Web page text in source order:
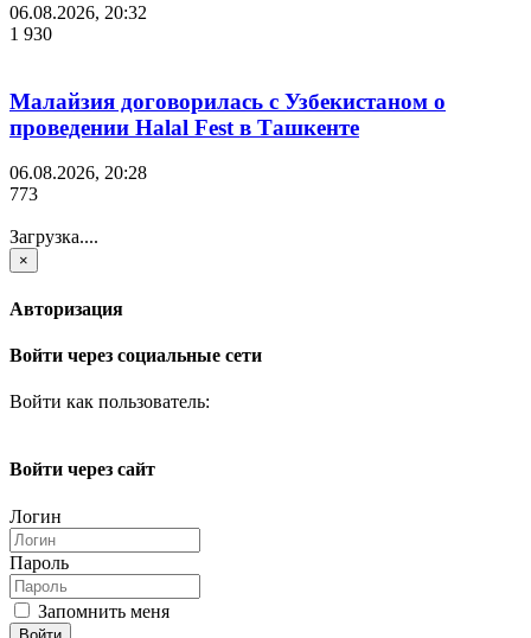
06.08.2026, 20:32
1 930
Малайзия договорилась с Узбекистаном о
проведении Halal Fest в Ташкенте
06.08.2026, 20:28
773
Загрузка....
×
Авторизация
Войти через социальные сети
Войти как пользователь:
Войти через сайт
Логин
Пароль
Запомнить меня